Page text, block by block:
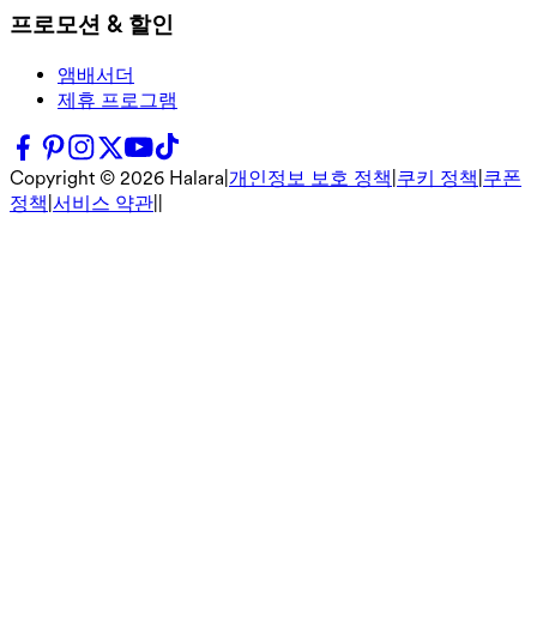
프로모션 & 할인
앰배서더
제휴 프로그램
Copyright © 2026 Halara 개인정보 보호 정책 쿠키 정책 쿠폰
정책 서비스 약관